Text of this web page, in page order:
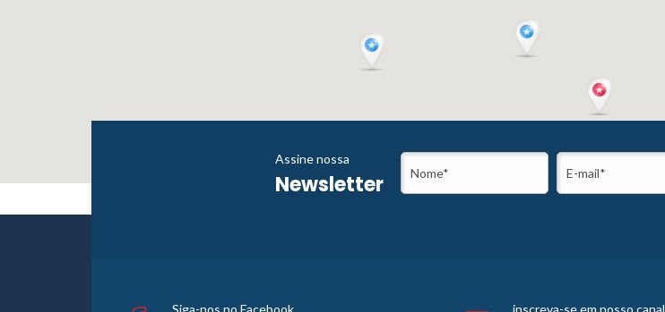
Assine nossa
Newsletter
Siga-nos no Facebook inscreva-se em nosso canal